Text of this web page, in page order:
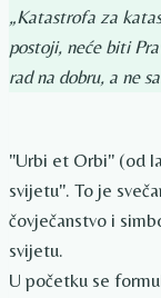
„Katastrofa za
postoji, neće biti
rad na dobru, a ne
"Urbi et Orbi" (od
svijetu". To je
čovječanstvo i
svijetu.
U početku se